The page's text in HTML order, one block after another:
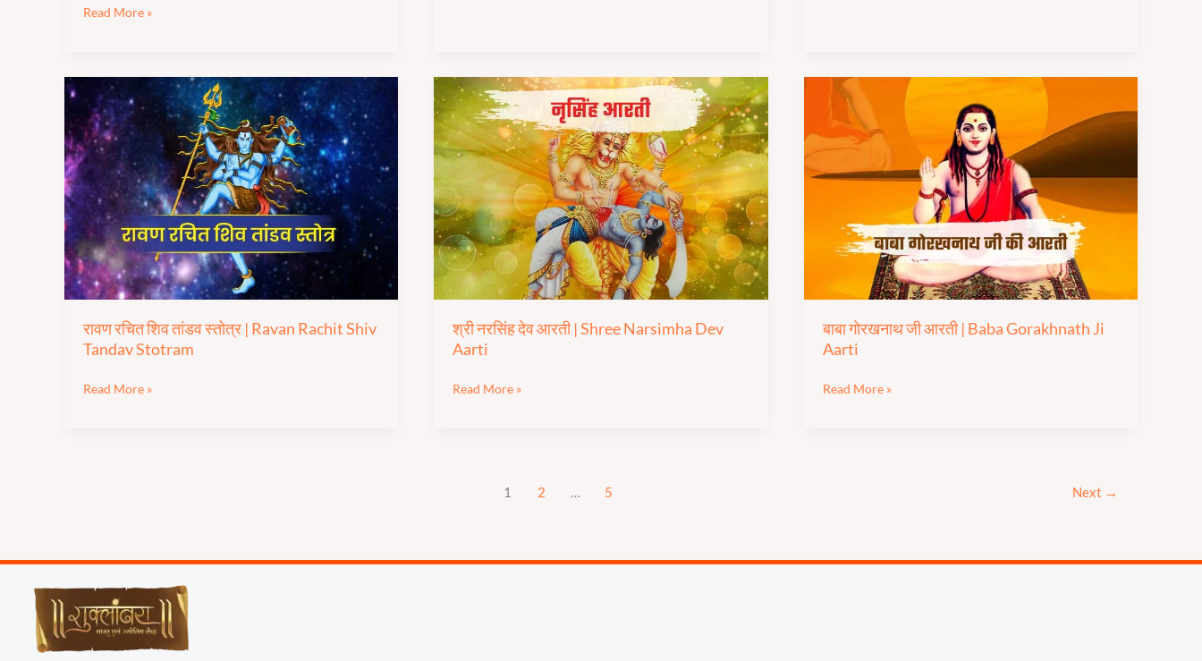
Read More »
रावण रचित शिव तांडव स्तोत्र | Ravan Rachit Shiv
Tandav Stotram
रावण
रचित
शिव
तांडव
स्तोत्र |
Ravan
Rachit
Shiv
Tandav
Stotram
Read More »
श्री नरसिंह देव आरती | Shree Narsimha Dev
Aarti
श्री
नरसिंह
देव
|
Shree
Narsimha
Dev
Aarti
Read More »
बाबा गोरखनाथ जी आरती | Baba Gorakhnath Ji
Aarti
बाबा
गोरखनाथ
जी
आरती
Gorakhnath
Read More »
1 2 … 5 Next →